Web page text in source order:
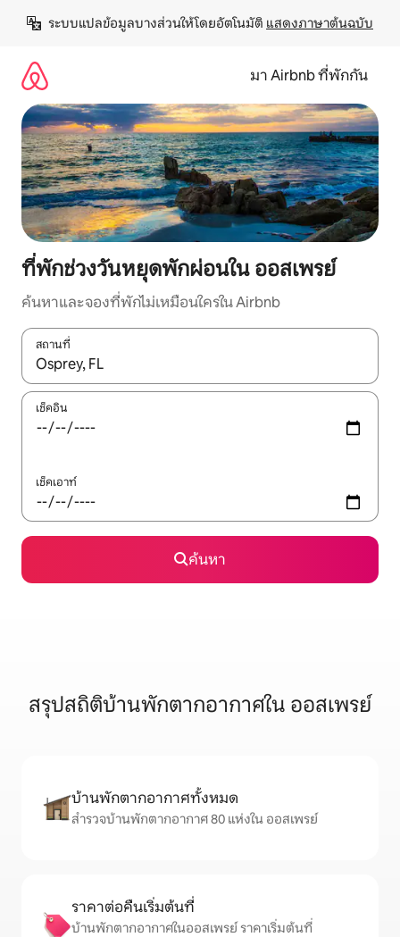
เนื้อหา
ระบบแปลข้อมูลบางส่วนให้โดยอัตโนมัติ แสดงภาษาต้นฉบับ
มา Airbnb ที่พักกัน
ที่พักช่วงวันหยุดพักผ่อนใน ออสเพรย์
ค้นหาและจองที่พักไม่เหมือนใครใน Airbnb
สถานที่
ใช้ลูกศรขึ้นลง หรือใช้การสัมผัสหรือปัด เพื่อสำรวจผลการค้นหา
เช็คอิน
เช็คเอาท์
ค้นหา
สรุปสถิติบ้านพักตากอากาศใน ออสเพรย์
บ้านพักตากอากาศทั้งหมด
สำรวจบ้านพักตากอากาศ 80 แห่งใน ออสเพรย์
ราคาต่อคืนเริ่มต้นที่
บ้านพักตากอากาศในออสเพรย์ ราคาเริ่มต้นที่